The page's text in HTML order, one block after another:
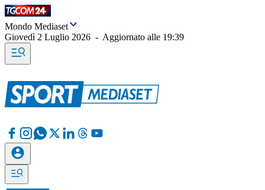
Mondo Mediaset
Giovedì 2 Luglio 2026 - Aggiornato alle 19:39